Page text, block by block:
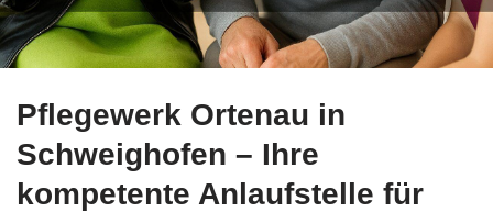
Pflegewerk Ortenau in
Schweighofen – Ihre
kompetente Anlaufstelle für